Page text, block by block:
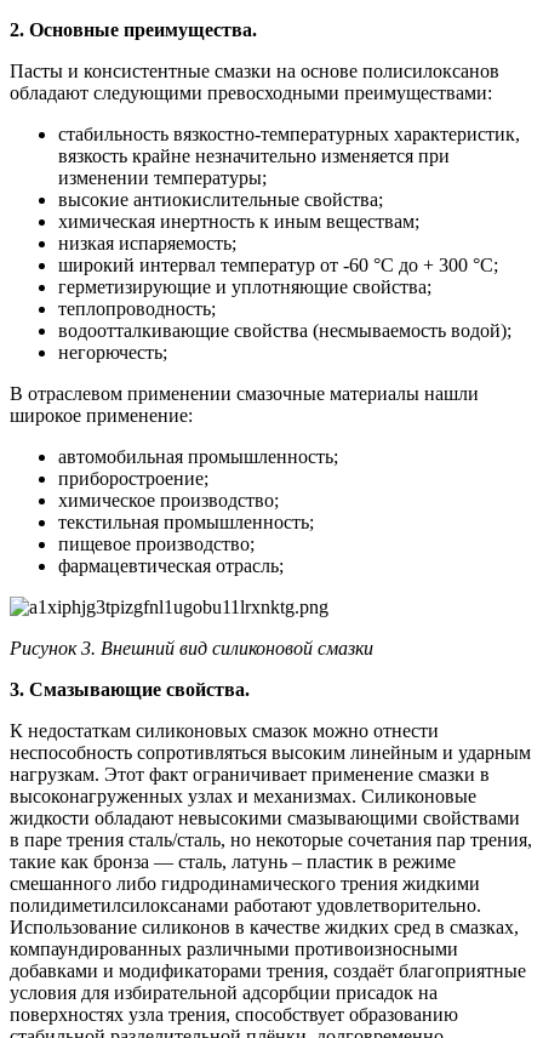
2. Основные преимущества.
Пасты и консистентные смазки на основе полисилоксанов
обладают следующими превосходными преимуществами:
стабильность вязкостно-температурных характеристик,
вязкость крайне незначительно изменяется при
изменении температуры;
высокие антиокислительные свойства;
химическая инертность к иным веществам;
низкая испаряемость;
широкий интервал температур от -60 °С до + 300 °С;
герметизирующие и уплотняющие свойства;
теплопроводность;
водоотталкивающие свойства (несмываемость водой);
негорючесть;
В отраслевом применении смазочные материалы нашли
широкое применение:
автомобильная промышленность;
приборостроение;
химическое производство;
текстильная промышленность;
пищевое производство;
фармацевтическая отрасль;
Рисунок 3. Внешний вид силиконовой смазки
3. Смазывающие свойства.
К недостаткам силиконовых смазок можно отнести
неспособность сопротивляться высоким линейным и ударным
нагрузкам. Этот факт ограничивает применение смазки в
высоконагруженных узлах и механизмах. Силиконовые
жидкости обладают невысокими смазывающими свойствами
в паре трения сталь/сталь, но некоторые сочетания пар трения,
такие как бронза — сталь, латунь – пластик в режиме
смешанного либо гидродинамического трения жидкими
полидиметилсилоксанами работают удовлетворительно.
Использование силиконов в качестве жидких сред в смазках,
компаундированных различными противоизносными
добавками и модификаторами трения, создаёт благоприятные
условия для избирательной адсорбции присадок на
поверхностях узла трения, способствует образованию